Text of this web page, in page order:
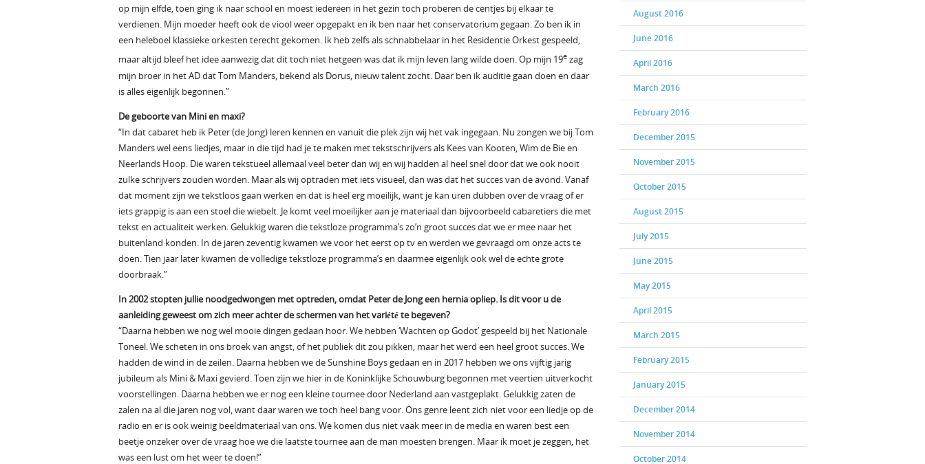
August 2016
June 2016
April 2016
March 2016
February 2016
December 2015
November 2015
October 2015
August 2015
July 2015
June 2015
May 2015
April 2015
March 2015
February 2015
January 2015
December 2014
November 2014
October 2014
op mijn elfde, toen ging ik naar school en moest iedereen in het gezin toch proberen de centjes bij elkaar te
verdienen. Mijn moeder heeft ook de viool weer opgepakt en ik ben naar het conservatorium gegaan. Zo ben ik in
een heleboel klassieke orkesten terecht gekomen. Ik heb zelfs als schnabbelaar in het Residentie Orkest gespeeld,
maar altijd bleef het idee aanwezig dat dit toch niet hetgeen was dat ik mijn leven lang wilde doen. Op mijn 19e zag
mijn broer in het AD dat Tom Manders, bekend als Dorus, nieuw talent zocht. Daar ben ik auditie gaan doen en daar
is alles eigenlijk begonnen.”
De geboorte van Mini en maxi?
“In dat cabaret heb ik Peter (de Jong) leren kennen en vanuit die plek zijn wij het vak ingegaan. Nu zongen we bij Tom
Manders wel eens liedjes, maar in die tijd had je te maken met tekstschrijvers als Kees van Kooten, Wim de Bie en
Neerlands Hoop. Die waren tekstueel allemaal veel beter dan wij en wij hadden al heel snel door dat we ook nooit
zulke schrijvers zouden worden. Maar als wij optraden met iets visueel, dan was dat het succes van de avond. Vanaf
dat moment zijn we tekstloos gaan werken en dat is heel erg moeilijk, want je kan uren dubben over de vraag of er
iets grappig is aan een stoel die wiebelt. Je komt veel moeilijker aan je materiaal dan bijvoorbeeld cabaretiers die met
tekst en actualiteit werken. Gelukkig waren die tekstloze programma’s zo’n groot succes dat we er mee naar het
buitenland konden. In de jaren zeventig kwamen we voor het eerst op tv en werden we gevraagd om onze acts te
doen. Tien jaar later kwamen de volledige tekstloze programma’s en daarmee eigenlijk ook wel de echte grote
doorbraak.”
In 2002 stopten jullie noodgedwongen met optreden, omdat Peter de Jong een hernia opliep. Is dit voor u de
aanleiding geweest om zich meer achter de schermen van het variété te begeven?
“Daarna hebben we nog wel mooie dingen gedaan hoor. We hebben ‘Wachten op Godot’ gespeeld bij het Nationale
Toneel. We scheten in ons broek van angst, of het publiek dit zou pikken, maar het werd een heel groot succes. We
hadden de wind in de zeilen. Daarna hebben we de Sunshine Boys gedaan en in 2017 hebben we ons vijftig jarig
jubileum als Mini & Maxi gevierd. Toen zijn we hier in de Koninklijke Schouwburg begonnen met veertien uitverkocht
voorstellingen. Daarna hebben we er nog een kleine tournee door Nederland aan vastgeplakt. Gelukkig zaten de
zalen na al die jaren nog vol, want daar waren we toch heel bang voor. Ons genre leent zich niet voor een liedje op de
radio en er is ook weinig beeldmateriaal van ons. We komen dus niet vaak meer in de media en waren best een
beetje onzeker over de vraag hoe we die laatste tournee aan de man moesten brengen. Maar ik moet je zeggen, het
was een lust om het weer te doen!”